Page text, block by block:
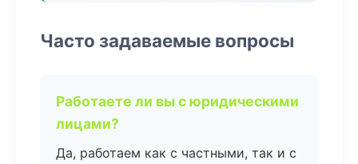
Часто задаваемые вопросы
Работаете ли вы с юридическими
лицами?
Да, работаем как с частными, так и с